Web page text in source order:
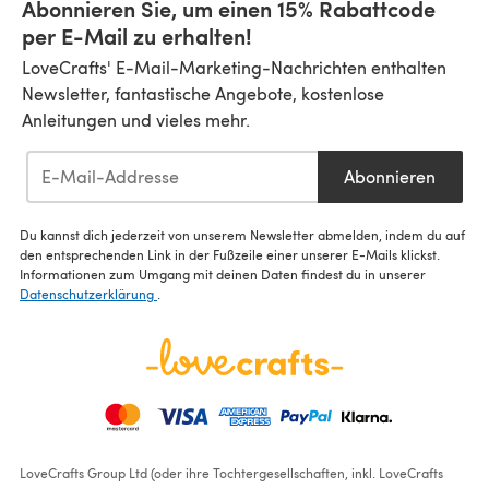
Abonnieren Sie, um einen 15% Rabattcode
per E-Mail zu erhalten!
LoveCrafts' E-Mail-Marketing-Nachrichten enthalten
Newsletter, fantastische Angebote, kostenlose
Anleitungen und vieles mehr.
Abonnieren
Du kannst dich jederzeit von unserem Newsletter abmelden, indem du auf
den entsprechenden Link in der Fußzeile einer unserer E-Mails klickst.
Informationen zum Umgang mit deinen Daten findest du in unserer
Datenschutzerklärung
LoveCrafts Group Ltd (oder ihre Tochtergesellschaften, inkl. LoveCrafts